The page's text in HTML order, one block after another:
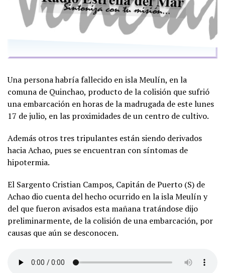
Una persona habría fallecido en isla Meulín, en la
comuna de Quinchao, producto de la colisión que sufrió
una embarcación en horas de la madrugada de este lunes
17 de julio, en las proximidades de un centro de cultivo.
Además otros tres tripulantes están siendo derivados
hacia Achao, pues se encuentran con síntomas de
hipotermia.
El Sargento Cristian Campos, Capitán de Puerto (S) de
Achao dio cuenta del hecho ocurrido en la isla Meulín y
del que fueron avisados esta mañana tratándose dijo
preliminarmente, de la colisión de una embarcación, por
causas que aún se desconocen.